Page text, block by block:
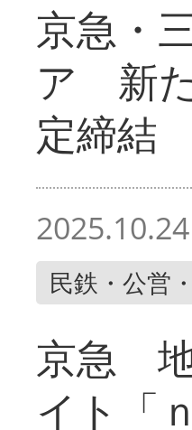
京急・
ア 新
定締結
2025.10.24
民鉄・公営
京急
イト「